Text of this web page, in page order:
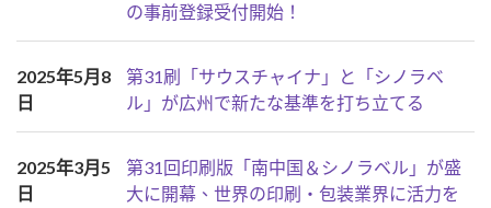
の事前登録受付開始！
2025年5月8
日
第31刷「サウスチャイナ」と「シノラベ
ル」が広州で新たな基準を打ち立てる
2025年3月5
日
第31回印刷版「南中国＆シノラベル」が盛
大に開幕、世界の印刷・包装業界に活力を